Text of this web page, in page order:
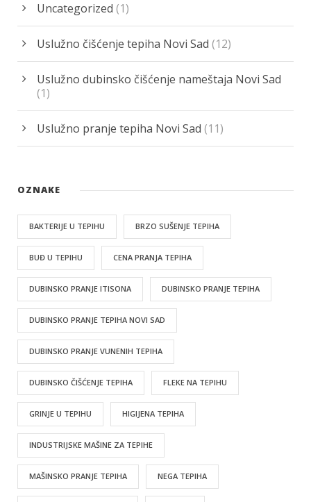
Uncategorized (1)
Uslužno čišćenje tepiha Novi Sad (12)
Uslužno dubinsko čišćenje nameštaja Novi Sad
(1)
Uslužno pranje tepiha Novi Sad (11)
OZNAKE
BAKTERIJE U TEPIHU BRZO SUŠENJE TEPIHA
BUĐ U TEPIHU CENA PRANJA TEPIHA
DUBINSKO PRANJE ITISONA DUBINSKO PRANJE TEPIHA
DUBINSKO PRANJE TEPIHA NOVI SAD
DUBINSKO PRANJE VUNENIH TEPIHA
DUBINSKO ČIŠĆENJE TEPIHA FLEKE NA TEPIHU
GRINJE U TEPIHU HIGIJENA TEPIHA
INDUSTRIJSKE MAŠINE ZA TEPIHE
MAŠINSKO PRANJE TEPIHA NEGA TEPIHA